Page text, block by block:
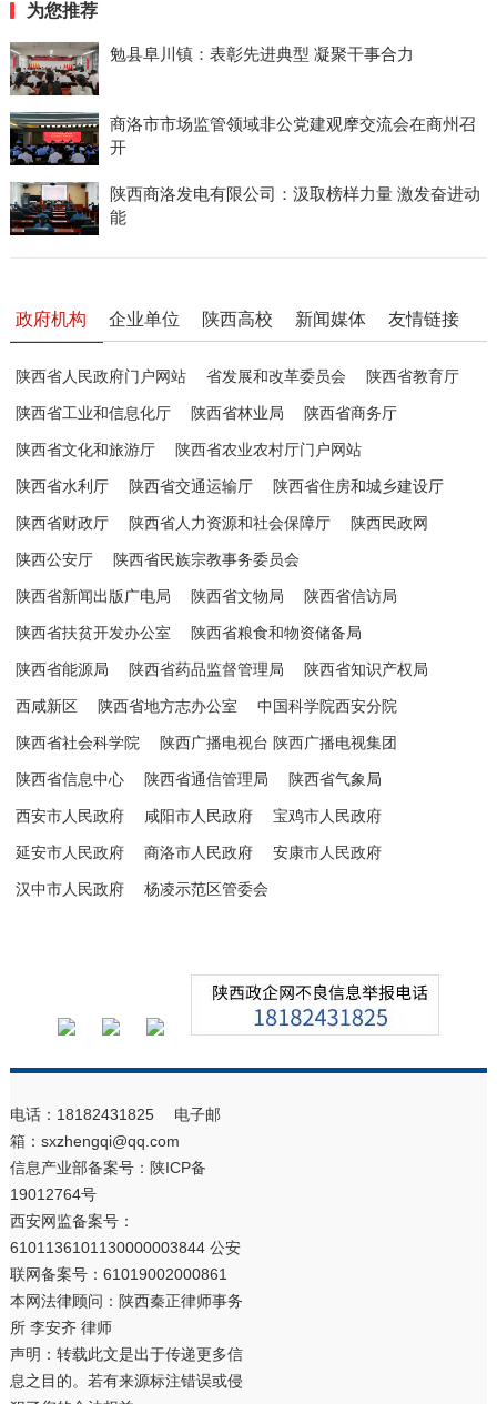
为您推荐
勉县阜川镇：表彰先进典型 凝聚干事合力
商洛市市场监管领域非公党建观摩交流会在商州召
开
陕西商洛发电有限公司：汲取榜样力量 激发奋进动
能
政府机构 企业单位 陕西高校 新闻媒体 友情链接
陕西省人民政府门户网站 省发展和改革委员会 陕西省教育厅
陕西省工业和信息化厅 陕西省林业局 陕西省商务厅
陕西省文化和旅游厅 陕西省农业农村厅门户网站
陕西省水利厅 陕西省交通运输厅 陕西省住房和城乡建设厅
陕西省财政厅 陕西省人力资源和社会保障厅 陕西民政网
陕西公安厅 陕西省民族宗教事务委员会
陕西省新闻出版广电局 陕西省文物局 陕西省信访局
陕西省扶贫开发办公室 陕西省粮食和物资储备局
陕西省能源局 陕西省药品监督管理局 陕西省知识产权局
西咸新区 陕西省地方志办公室 中国科学院西安分院
陕西省社会科学院 陕西广播电视台 陕西广播电视集团
陕西省信息中心 陕西省通信管理局 陕西省气象局
西安市人民政府 咸阳市人民政府 宝鸡市人民政府
延安市人民政府 商洛市人民政府 安康市人民政府
汉中市人民政府 杨凌示范区管委会
电话：18182431825 电子邮
箱：sxzhengqi@qq.com
信息产业部备案号： 陕ICP备
19012764号
西安网监备案号：
6101136101130000003844 公安
联网备案号：61019002000861
本网法律顾问：陕西秦正律师事务
所 李安齐 律师
声明：转载此文是出于传递更多信
息之目的。若有来源标注错误或侵